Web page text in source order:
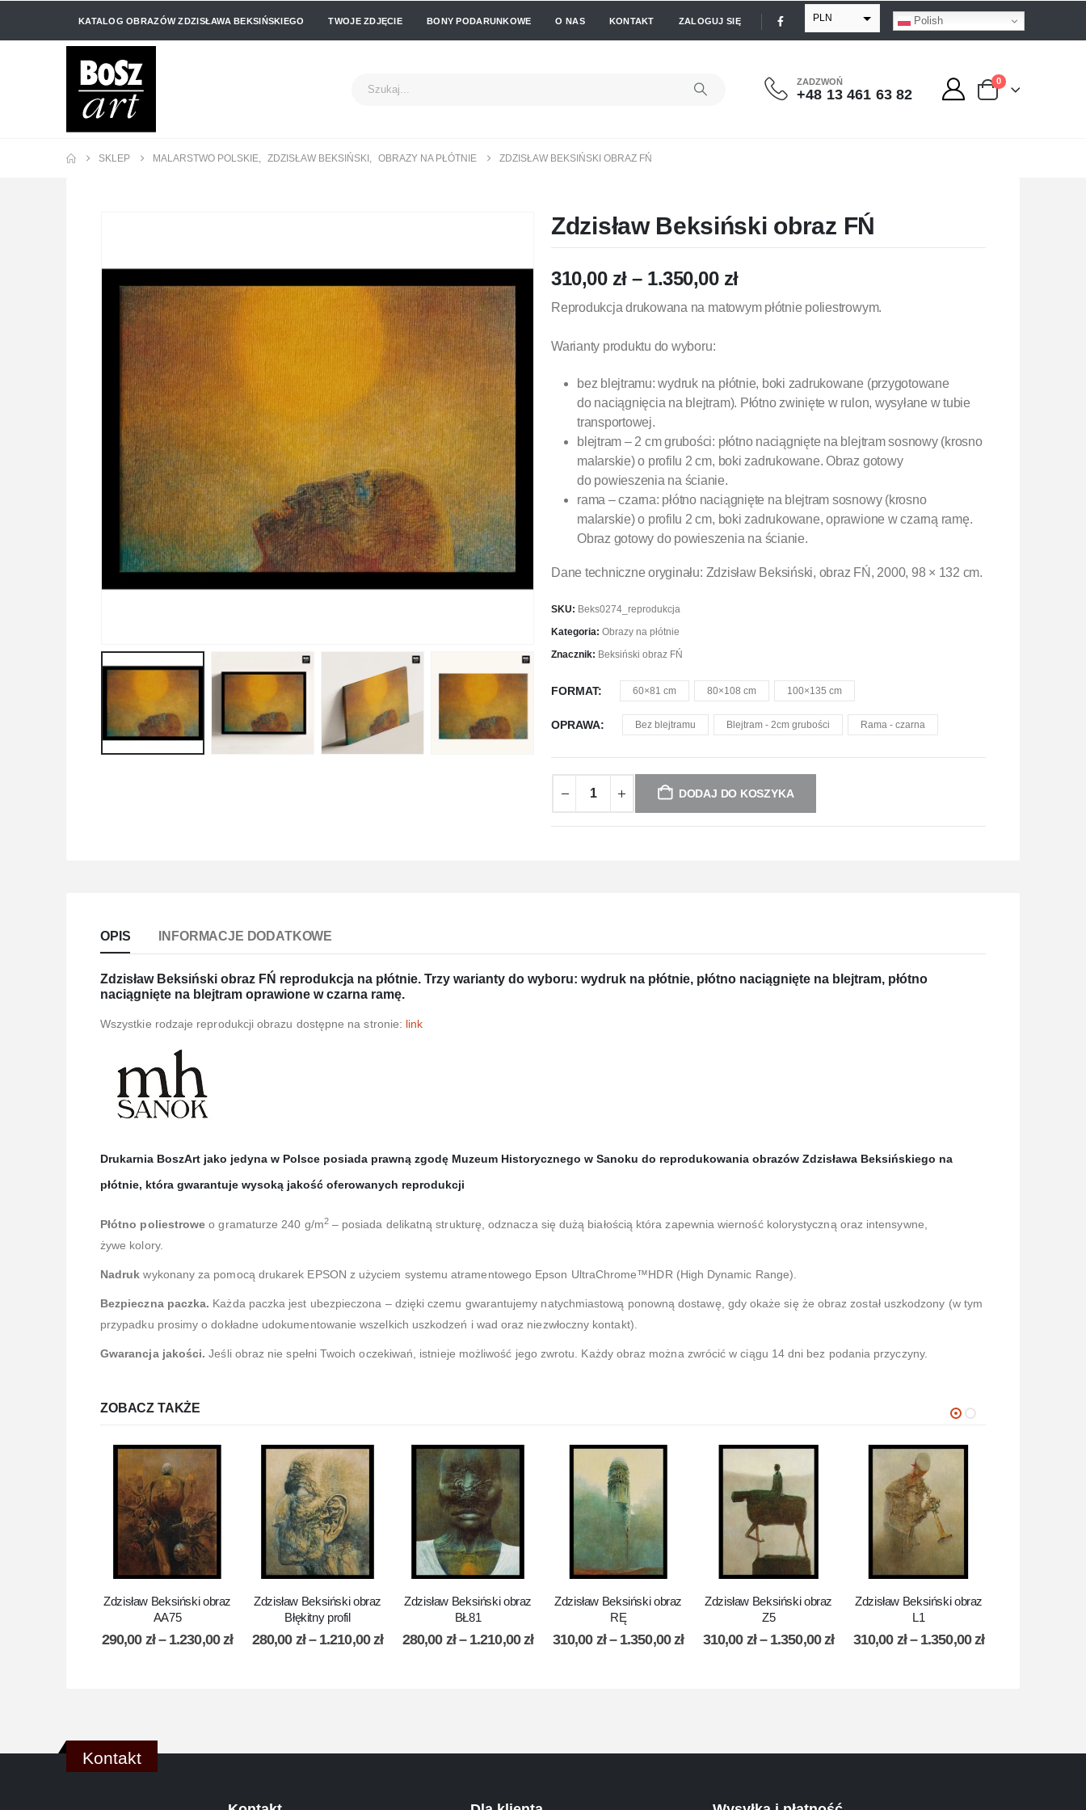
KATALOG OBRAZÓW ZDZISŁAWA BEKSIŃSKIEGO TWOJE ZDJĘCIE BONY PODARUNKOWE O NAS KONTAKT ZALOGUJ SIĘ PLN
GBP
Polish
ZADZWOŃ
+48 13 461 63 82
0
SKLEP MALARSTWO POLSKIE, ZDZISŁAW BEKSIŃSKI , OBRAZY NA PŁÓTNIE ZDZISŁAW BEKSIŃSKI OBRAZ FŃ
Zdzisław Beksiński obraz FŃ
310,00 zł – 1.350,00 zł
Reprodukcja drukowana na matowym płótnie poliestrowym.
Warianty produktu do wyboru:
bez blejtramu: wydruk na płótnie, boki zadrukowane (przygotowane
do naciągnięcia na blejtram). Płótno zwinięte w rulon, wysyłane w tubie
transportowej.
blejtram – 2 cm grubości: płótno naciągnięte na blejtram sosnowy (krosno
malarskie) o profilu 2 cm, boki zadrukowane. Obraz gotowy
do powieszenia na ścianie.
rama – czarna: płótno naciągnięte na blejtram sosnowy (krosno
malarskie) o profilu 2 cm, boki zadrukowane, oprawione w czarną ramę.
Obraz gotowy do powieszenia na ścianie.
Dane techniczne oryginału: Zdzisław Beksiński, obraz FŃ, 2000, 98 × 132 cm.
SKU: Beks0274_reprodukcja
Kategoria: Obrazy na płótnie
Znacznik: Beksiński obraz FŃ
FORMAT 60×81 cm 80×108 cm 100×135 cm
OPRAWA Bez blejtramu Blejtram - 2cm grubości Rama - czarna
DODAJ DO KOSZYKA
OPIS INFORMACJE DODATKOWE
Zdzisław Beksiński obraz FŃ reprodukcja na płótnie. Trzy warianty do wyboru: wydruk na płótnie, płótno naciągnięte na blejtram, płótno
naciągnięte na blejtram oprawione w czarna ramę.
Wszystkie rodzaje reprodukcji obrazu dostępne na stronie: link
Drukarnia BoszArt jako jedyna w Polsce posiada prawną zgodę Muzeum Historycznego w Sanoku do reprodukowania obrazów Zdzisława Beksińskiego na
płótnie, która gwarantuje wysoką jakość oferowanych reprodukcji
Płótno poliestroweo gramaturze 240 g/m2– posiada delikatną strukturę, odznacza się dużą białością która zapewnia wierność kolorystyczną oraz intensywne,
żywe kolory.
Nadruk wykonany za pomocą drukarek EPSON z użyciem systemu atramentowego Epson UltraChrome™HDR (High Dynamic Range).
Bezpieczna paczka. Każda paczka jest ubezpieczona – dzięki czemu gwarantujemy natychmiastową ponowną dostawę, gdy okaże się że obraz został uszkodzony (w tym
przypadku prosimy o dokładne udokumentowanie wszelkich uszkodzeń i wad oraz niezwłoczny kontakt).
Gwarancja jakości. Jeśli obraz nie spełni Twoich oczekiwań, istnieje możliwość jego zwrotu. Każdy obraz można zwrócić w ciągu 14 dni bez podania przyczyny.
ZOBACZ TAKŻE
Zdzisław Beksiński obraz
AA75
290,00 zł – 1.230,00zł
Zdzisław Beksiński obraz
Błękitny profil
280,00 zł – 1.210,00zł
Zdzisław Beksiński obraz
BŁ81
280,00 zł – 1.210,00zł
Zdzisław Beksiński obraz
RĘ
310,00 zł – 1.350,00zł
Zdzisław Beksiński obraz
Z5
310,00 zł – 1.350,00zł
Zdzisław Beksiński obraz
L1
310,00 zł – 1.350,00zł
Kontakt